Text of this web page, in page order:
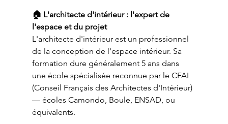
🏠 L'architecte d'intérieur : l'expert de
l'espace et du projet
L'architecte d'intérieur est un professionnel
de la conception de l'espace intérieur. Sa
formation dure généralement 5 ans dans
une école spécialisée reconnue par le CFAI
(Conseil Français des Architectes d'Intérieur)
— écoles Camondo, Boule, ENSAD, ou
équivalents.